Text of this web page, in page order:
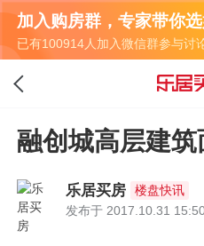
加入购房群，专家带你
已有100914人加入微信群参与讨
融创城高层建
乐居买房
楼盘快讯
发布于 2017.10.31